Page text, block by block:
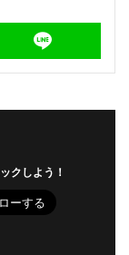
クしよう！